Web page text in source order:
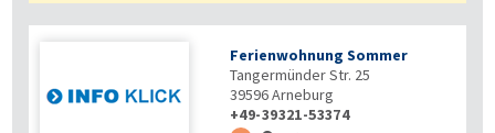
Ferienwohnung Sommer
Tangermünder Str. 25
39596Arneburg
+49-39321-53374